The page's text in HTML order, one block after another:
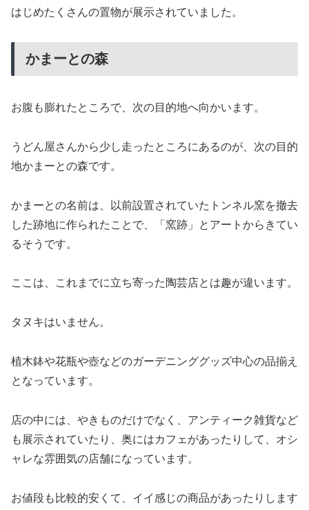
はじめたくさんの置物が展示されていました。
かまーとの森
お腹も膨れたところで、次の目的地へ向かいます。
うどん屋さんから少し走ったところにあるのが、次の目的
地かまーとの森です。
かまーとの名前は、以前設置されていたトンネル窯を撤去
した跡地に作られたことで、「窯跡」とアートからきてい
るそうです。
ここは、これまでに立ち寄った陶芸店とは趣が違います。
タヌキはいません。
植木鉢や花瓶や壺などのガーデニンググッズ中心の品揃え
となっています。
店の中には、やきものだけでなく、アンティーク雑貨など
も展示されていたり、奥にはカフェがあったりして、オシ
ャレな雰囲気の店舗になっています。
お値段も比較的安くて、イイ感じの商品があったりします